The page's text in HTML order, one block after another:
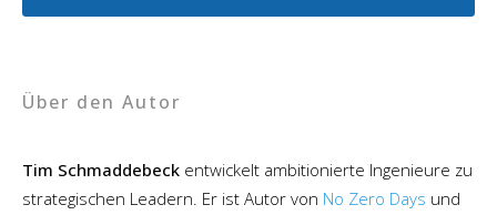
Über den Autor
Tim Schmaddebeck entwickelt ambitionierte Ingenieure zu
strategischen Leadern. Er ist Autor von No Zero Days und